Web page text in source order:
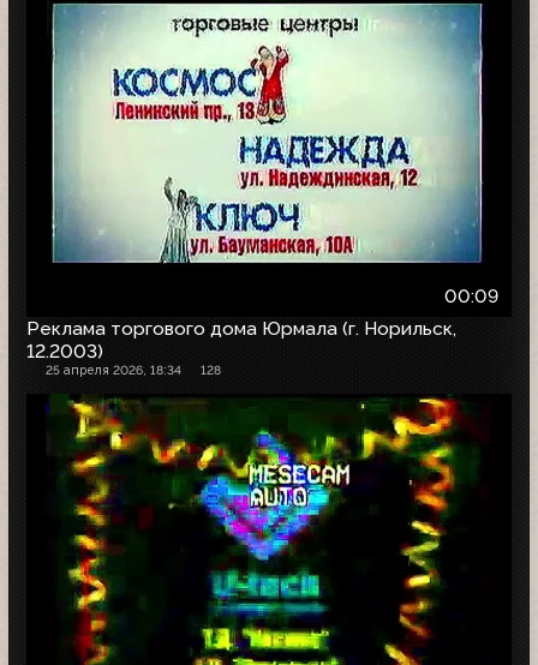
00:09
Реклама торгового дома Юрмала (г. Норильск,
12.2003)
25 апреля 2026, 18:34 128